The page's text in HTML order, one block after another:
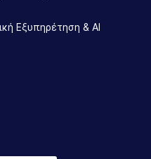
Εξυπηρέτηση & AI